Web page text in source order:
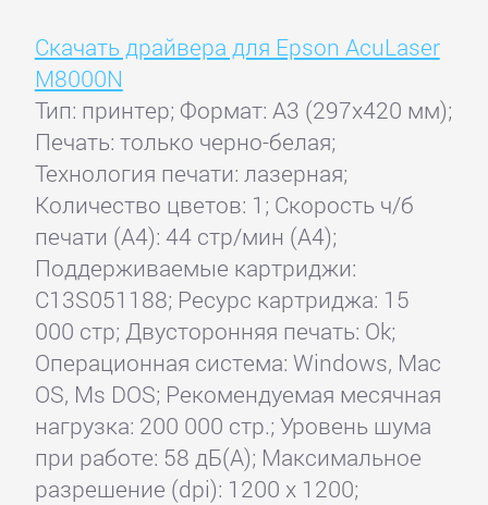
Скачать драйвера для Epson AcuLaser
M8000N
Тип: принтер; Формат: A3 (297x420 мм);
Печать: только черно-белая;
Технология печати: лазерная;
Количество цветов: 1; Скорость ч/б
печати (А4): 44 стр/мин (A4);
Поддерживаемые картриджи:
C13S051188; Ресурс картриджа: 15
000 стр; Двусторонняя печать: Ok;
Операционная система: Windows, Mac
OS, Ms DOS; Рекомендуемая месячная
нагрузка: 200 000 стр.; Уровень шума
при работе: 58 дБ(А); Максимальное
разрешение (dpi): 1200 x 1200;